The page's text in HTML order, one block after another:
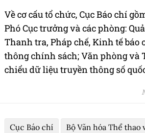
Về cơ cấu tổ chức, Cục Báo chí
Phó Cục trưởng và các phòng:
Thanh tra, Pháp chế, Kinh tế báo
thông chính sách; Văn phòng và
chiểu dữ liệu truyền thông số
Cục Báo chí Bộ Văn hóa Thể thao